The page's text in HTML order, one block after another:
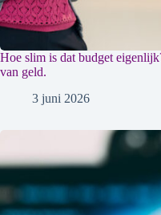
Hoe slim is dat budget
van geld.
3 juni 2026